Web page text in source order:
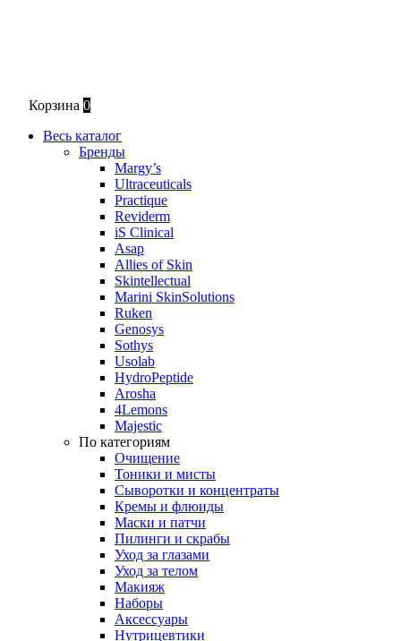
Корзина 0
Весь каталог
Бренды
Margy’s
Ultraceuticals
Practique
Reviderm
iS Clinical
Asap
Allies of Skin
Skintellectual
Marini SkinSolutions
Ruken
Genosys
Sothys
Usolab
HydroPeptide
Arosha
4Lemons
Majestic
По категориям
Очищение
Тоники и мисты
Сыворотки и концентраты
Кремы и флюиды
Маски и патчи
Пилинги и скрабы
Уход за глазами
Уход за телом
Макияж
Наборы
Аксессуары
Нутрицевтики